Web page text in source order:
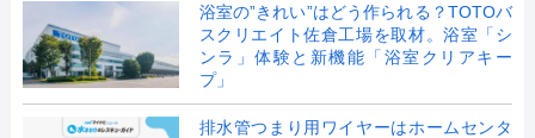
浴室の”きれい”はどう作られる？TOTOバ
スクリエイト佐倉工場を取材。浴室「シ
ンラ」体験と新機能「浴室クリアキー
プ」
排水管つまり用ワイヤーはホームセンタ